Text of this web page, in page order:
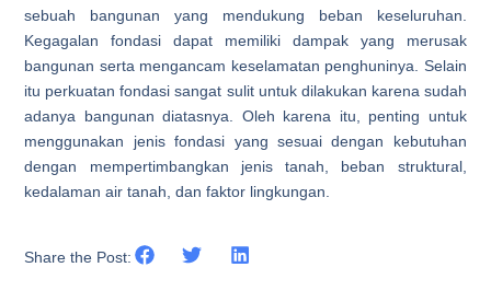
sebuah bangunan yang mendukung beban keseluruhan.
Kegagalan fondasi dapat memiliki dampak yang merusak
bangunan serta mengancam keselamatan penghuninya. Selain
itu perkuatan fondasi sangat sulit untuk dilakukan karena sudah
adanya bangunan diatasnya. Oleh karena itu, penting untuk
menggunakan jenis fondasi yang sesuai dengan kebutuhan
dengan mempertimbangkan jenis tanah, beban struktural,
kedalaman air tanah, dan faktor lingkungan.
Share the Post: